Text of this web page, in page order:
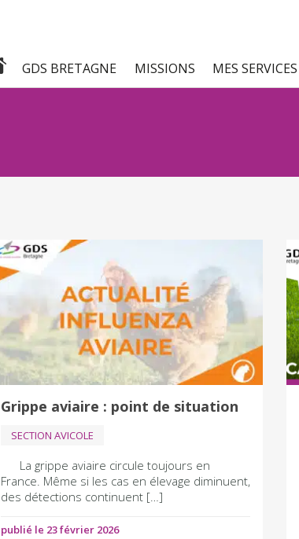
GDS BRETAGNE MISSIONS MES SERVICES
Grippe aviaire : point de situation
SECTION AVICOLE
La grippe aviaire circule toujours en
France. Même si les cas en élevage diminuent,
des détections continuent […]
publié le 23 février 2026